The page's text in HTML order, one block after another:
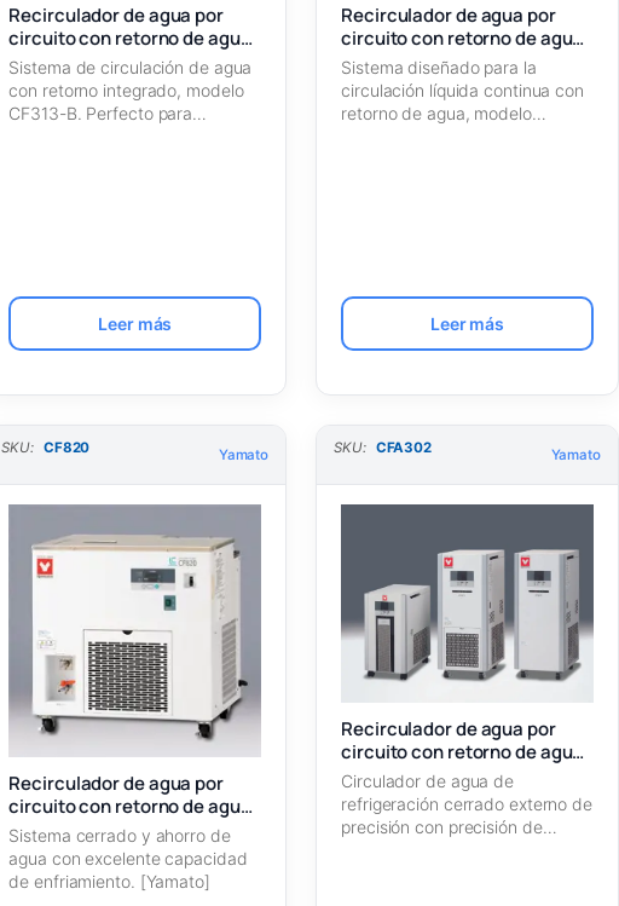
Recirculador de agua por
circuito con retorno de agua
CF313-B
Sistema de circulación de agua
con retorno integrado, modelo
CF313-B. Perfecto para
Leer más
Recirculador de agua por
circuito con retorno de agua
CF313-X
Sistema diseñado para la
circulación líquida continua con
retorno de agua, modelo
Leer más
SKU: CF820 Yamato
Recirculador de agua por
circuito con retorno de agua
CF820
Sistema cerrado y ahorro de
agua con excelente capacidad
de enfriamiento. [Yamato]
SKU: CFA302 Yamato
Recirculador de agua por
circuito con retorno de agua
CFA302
Circulador de agua de
refrigeración cerrado externo de
precisión con precisión de